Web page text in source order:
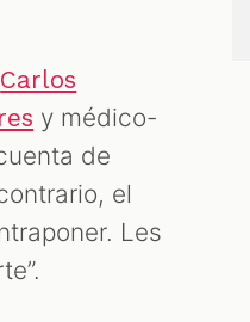
Carlos
y médico-
de
el
Les